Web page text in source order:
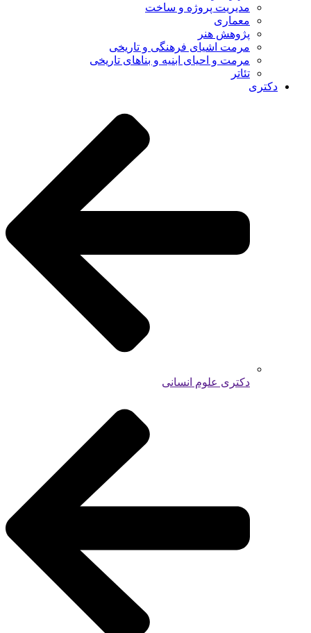
مدیریت پروژه و ساخت
معماری
پژوهش هنر
مرمت اشیای فرهنگی و تاریخی
مرمت و احیای ابنیه و بناهای تاریخی
تئاتر
دکتری
دکتری علوم انسانی